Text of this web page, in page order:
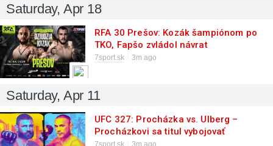
Saturday, Apr 18
RFA 30 Prešov: Kozák šampiónom po
TKO, Fapšo zvládol návrat
7sport.sk 3m ago
Saturday, Apr 11
UFC 327: Procházka vs. Ulberg –
Procházkovi sa titul vybojovať
nepodarilo!
7sport.sk